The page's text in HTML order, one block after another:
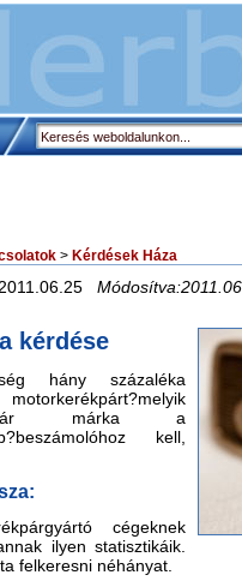
> Kérdések Háza
kérdése
hány százaléka
márka a
kell,
cégeknek
ilyen statisztikáik.
felkeresni néhányat.